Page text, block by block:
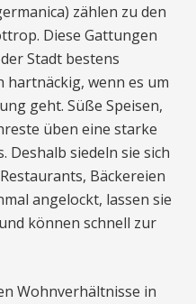
zählen zu den
Diese Gattungen
Stadt bestens
hartnäckig, wenn es um
geht. Süße Speisen,
üben eine starke
Deshalb siedeln sie sich
Bäckereien
angelockt, lassen sie
können schnell zur
Wohnverhältnisse in